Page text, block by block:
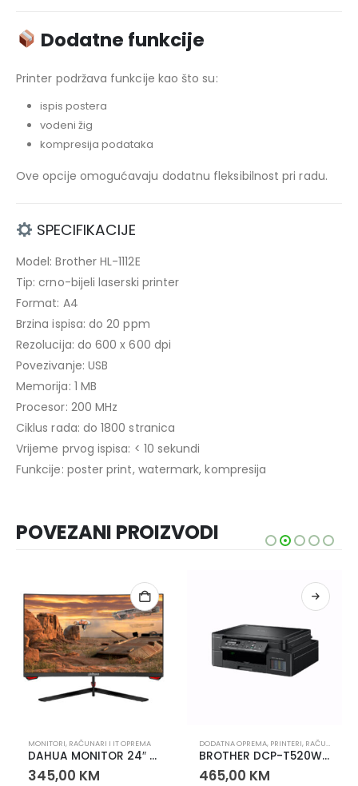
Dodatne funkcije
Printer podržava funkcije kao što su:
ispis postera
vodeni žig
kompresija podataka
Ove opcije omogućavaju dodatnu fleksibilnost pri radu.
SPECIFIKACIJE
Model: Brother HL-1112E
Tip: crno-bijeli laserski printer
Format: A4
Brzina ispisa: do 20 ppm
Rezolucija: do 600 x 600 dpi
Povezivanje: USB
Memorija: 1 MB
Procesor: 200 MHz
Ciklus rada: do 1800 stranica
Vrijeme prvog ispisa: < 10 sekundi
Funkcije: poster print, watermark, kompresija
POVEZANI PROIZVODI
MONITORI, RAČUNARI I IT OPREMA
DAHUA MONITOR 24″ LM24-E230C
345,00 KM
DODATNA OPREMA, PRINTERI, RAČUNARI I IT OPREMA
BROTHER DCP-T520W Multifunkcionalni Ink Tank Printer
465,00 KM